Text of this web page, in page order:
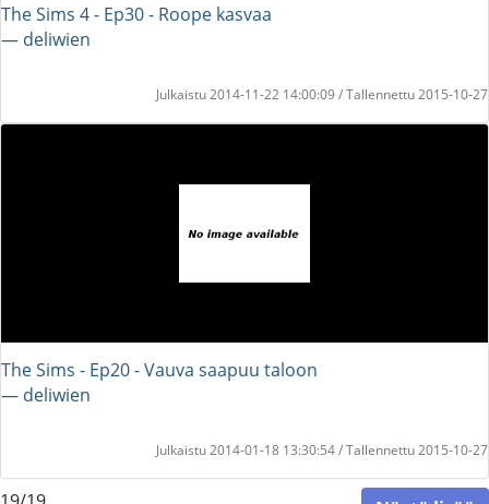
The Sims 4 - Ep30 - Roope kasvaa
― deliwien
Julkaistu 2014-11-22 14:00:09 / Tallennettu 2015-10-27
The Sims - Ep20 - Vauva saapuu taloon
― deliwien
Julkaistu 2014-01-18 13:30:54 / Tallennettu 2015-10-27